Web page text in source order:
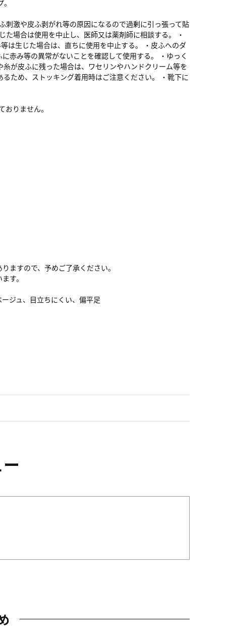
刺激や皮ふ剥がれ等の原因になるので過剰に引っ張って貼
場合は使用を中止し、医師又は薬剤師に相談する。 ・
は生じた場合は、直ちに使用を中止する。 ・皮ふへのダ
赤み等の異常がないことを確認して使用する。 ・ゆっく
が皮ふに残った場合は、ワセリンやハンドクリーム等を
ため、ストッキング着用時はご注意ください。 ・靴下に
りません。
ますので、予めご了承ください。
す。
ジュ、目立ちにくい、偏平足